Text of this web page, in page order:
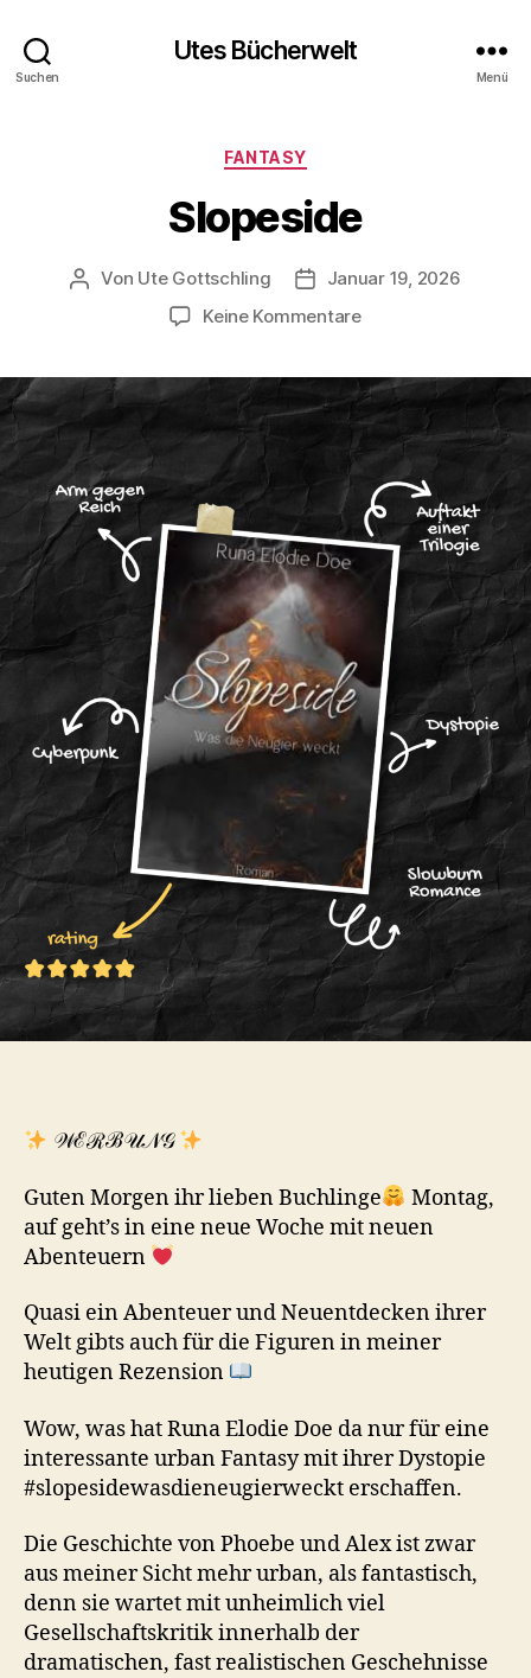
Suchen
Utes Bücherwelt
Menü
Kategorien
FANTASY
Slopeside
Beitragsautor
Von Ute Gottschling Veröffentlichungsdatum
Januar 19, 2026
Keine Kommentarezu
𝒲ℰℛℬ𝒰𝒩𝒢
Guten Morgen ihr lieben Buchlinge
Montag,
auf geht’s in eine neue Woche mit neuen
Abenteuern
Quasi ein Abenteuer und Neuentdecken ihrer
Welt gibts auch für die Figuren in meiner
heutigen Rezension
Wow, was hat Runa Elodie Doe da nur für eine
interessante urban Fantasy mit ihrer Dystopie
#slopesidewasdieneugierweckt erschaffen.
Die Geschichte von Phoebe und Alex ist zwar
aus meiner Sicht mehr urban, als fantastisch,
denn sie wartet mit unheimlich viel
Gesellschaftskritik innerhalb der
dramatischen, fast realistischen Geschehnisse